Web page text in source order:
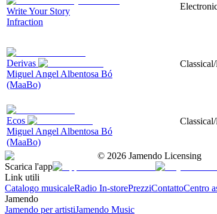
Write Your Story
Infraction
Derivas
Miguel Angel Albentosa Bó
(MaaBo)
Ecos
Miguel Angel Albentosa Bó
(MaaBo)
© 2026 Jamendo Licensing
Scarica l'app
Link utili
Catalogo musicaleRadio In-storePrezziContattoCentro
Jamendo
Jamendo per artistiJamendo Music